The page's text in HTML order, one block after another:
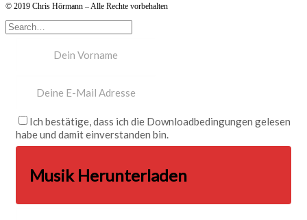
© 2019 Chris Hörmann – Alle Rechte vorbehalten
Ich bestätige, dass ich die Downloadbedingungen gelesen
habe und damit einverstanden bin.
Musik Herunterladen